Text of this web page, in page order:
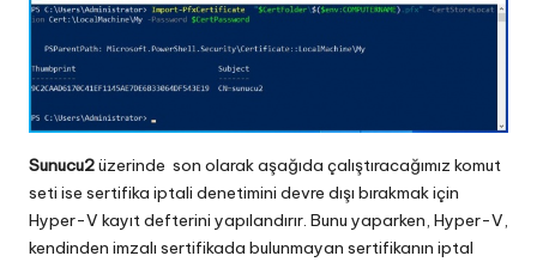
Sunucu2üzerinde son olarak aşağıda çalıştıracağımız komut
seti ise sertifika iptali denetimini devre dışı bırakmak için
Hyper-V kayıt defterini yapılandırır. Bunu yaparken, Hyper-V,
kendinden imzalı sertifikada bulunmayan sertifikanın iptal